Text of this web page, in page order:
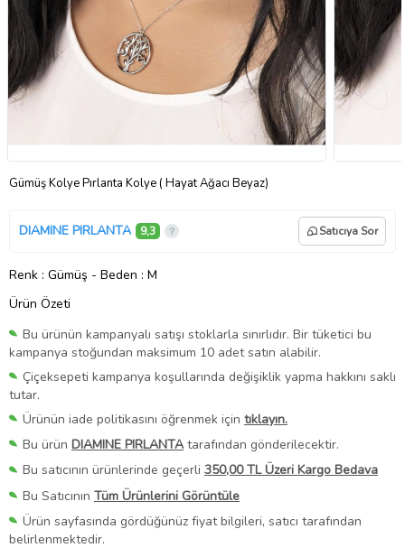
Gümüş Kolye Pırlanta Kolye ( Hayat Ağacı Beyaz)
DIAMINE PIRLANTA 9,3 Satıcıya Sor
Renk : Gümüş - Beden : M
Ürün Özeti
Bu ürünün kampanyalı satışı stoklarla sınırlıdır. Bir tüketici bu
kampanya stoğundan maksimum 10 adet satın alabilir.
Çiçeksepeti kampanya koşullarında değişiklik yapma hakkını saklı
tutar.
Ürünün iade politikasını öğrenmek için tıklayın.
Bu ürün DIAMINE PIRLANTAtarafından gönderilecektir.
Bu satıcının ürünlerinde geçerli 350,00 TL Üzeri Kargo Bedava
Bu Satıcının Tüm Ürünlerini Görüntüle
Ürün sayfasında gördüğünüz fiyat bilgileri, satıcı tarafından
belirlenmektedir.